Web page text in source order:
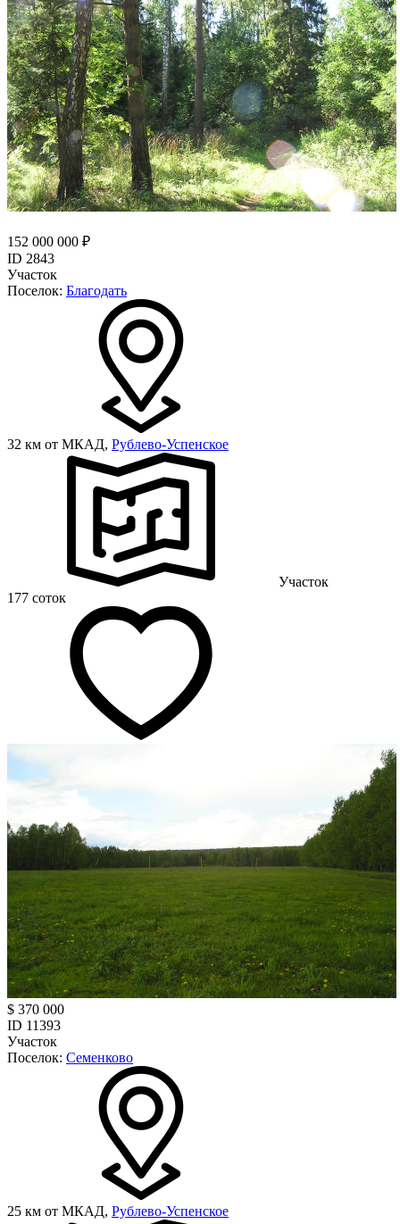
152 000 000 ₽
ID 2843
Участок
Поселок: Благодать
32 км от МКАД, Рублево-Успенское
Участок
177 соток
$ 370 000
ID 11393
Участок
Поселок: Семенково
25 км от МКАД, Рублево-Успенское